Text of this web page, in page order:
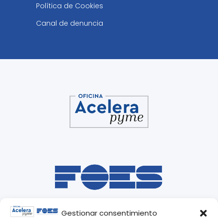
Gestionar consentimiento
Política de Cookies
Canal de denuncia